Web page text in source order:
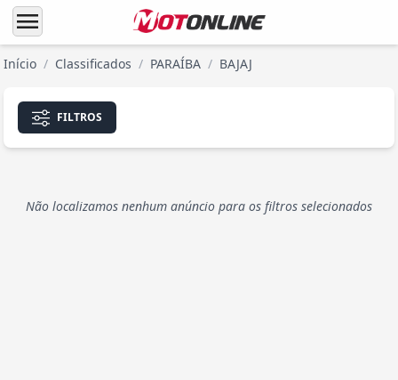
menu
Início / Classificados / PARAÍBA / BAJAJ
FILTROS
Não localizamos nenhum anúncio para os filtros selecionados